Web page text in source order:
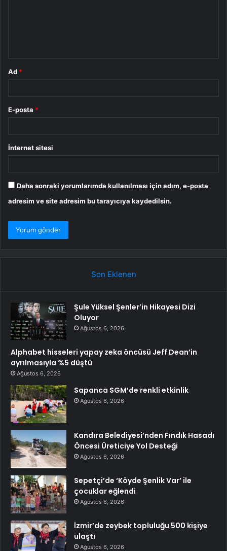
Ad *
E-posta *
İnternet sitesi
Daha sonraki yorumlarımda kullanılması için adım, e-posta
adresim ve site adresim bu tarayıcıya kaydedilsin.
Son Eklenen
Şule Yüksel Şenler’in Hikayesi Dizi
Oluyor
Ağustos 6, 2026
Alphabet hisseleri yapay zeka öncüsü Jeff Dean’in
ayrılmasıyla %5 düştü
Ağustos 6, 2026
Sapanca SGM’de renkli etkinlik
Ağustos 6, 2026
Kandıra Belediyesi’nden Fındık Hasadı
Öncesi Üreticiye Yol Desteği
Ağustos 6, 2026
Sepetçi’de ‘Köyde Şenlik Var’ ile
çocuklar eğlendi
Ağustos 6, 2026
İzmir’de zeybek topluluğu 500 kişiye
ulaştı
Ağustos 6, 2026